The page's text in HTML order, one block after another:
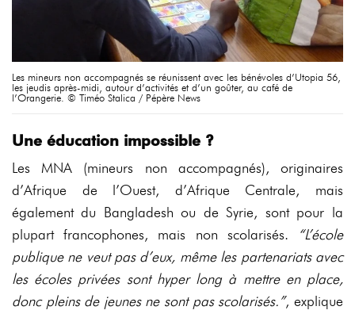
Les mineurs non accompagnés se réunissent avec les bénévoles d’Utopia 56,
les jeudis après-midi, autour d’activités et d’un goûter, au café de
l’Orangerie. © Timéo Stalica / Pépère News
Une éducation impossible ?
Les MNA (mineurs non accompagnés), originaires
d’Afrique de l’Ouest, d’Afrique Centrale, mais
également du Bangladesh ou de Syrie, sont pour la
plupart francophones, mais non scolarisés.
“L’école
publique ne veut pas d’eux, même les partenariats avec
les écoles privées sont hyper long à mettre en place,
donc pleins de jeunes ne sont pas scolarisés.”, explique